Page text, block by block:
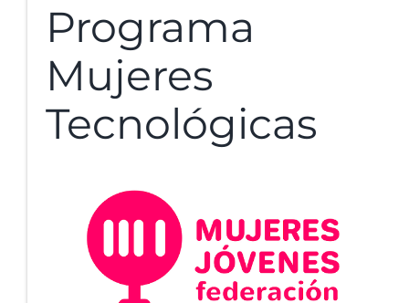
Programa
Mujeres
Tecnológicas